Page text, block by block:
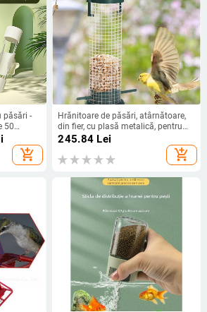
păsări -
50
add_shopping_cart
Hrănitoare de păsări, atârnătoare,
din fier, cu plasă metalică, pentru
exterior, alimentare automată
245.84 Lei
add_shopping_cart